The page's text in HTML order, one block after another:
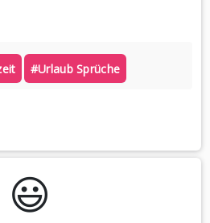
#urlaub Sprüche
😃️